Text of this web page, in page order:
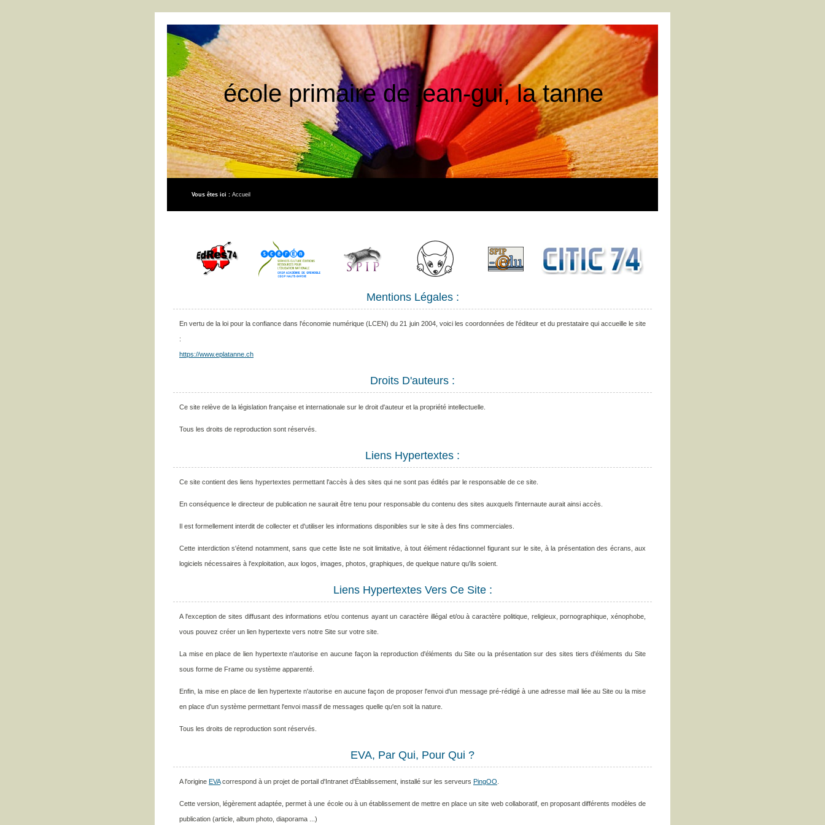
école primaire de jean-gui, la tanne
Vous êtes ici : Accueil
Mentions Légales :
En vertu de la loi pour la confiance dans l'économie numérique (LCEN) du 21 juin 2004, voici les coordonnées de l'éditeur et du prestataire qui accueille le site
:
https://www.eplatanne.ch
Droits D'auteurs :
Ce site relève de la législation française et internationale sur le droit d'auteur et la propriété intellectuelle.
Tous les droits de reproduction sont réservés.
Liens Hypertextes :
Ce site contient des liens hypertextes permettant l'accès à des sites qui ne sont pas édités par le responsable de ce site.
En conséquence le directeur de publication ne saurait être tenu pour responsable du contenu des sites auxquels l'internaute aurait ainsi accès.
Il est formellement interdit de collecter et d'utiliser les informations disponibles sur le site à des fins commerciales.
Cette interdiction s'étend notamment, sans que cette liste ne soit limitative, à tout élément rédactionnel figurant sur le site, à la présentation des écrans, aux
logiciels nécessaires à l'exploitation, aux logos, images, photos, graphiques, de quelque nature qu'ils soient.
Liens Hypertextes Vers Ce Site :
A l'exception de sites diffusant des informations et/ou contenus ayant un caractère illégal et/ou à caractère politique, religieux, pornographique, xénophobe,
vous pouvez créer un lien hypertexte vers notre Site sur votre site.
La mise en place de lien hypertexte n'autorise en aucune façon la reproduction d'éléments du Site ou la présentation sur des sites tiers d'éléments du Site
sous forme de Frame ou système apparenté.
Enfin, la mise en place de lien hypertexte n'autorise en aucune façon de proposer l'envoi d'un message pré-rédigé à une adresse mail liée au Site ou la mise
en place d'un système permettant l'envoi massif de messages quelle qu'en soit la nature.
Tous les droits de reproduction sont réservés.
EVA, Par Qui, Pour Qui ?
A l'origine EVAcorrespond à un projet de portail d'Intranet d'Établissement, installé sur les serveurs PingOO
Cette version, légèrement adaptée, permet à une école ou à un établissement de mettre en place un site web collaboratif, en proposant différents modèles de
publication (article, album photo, diaporama ...)